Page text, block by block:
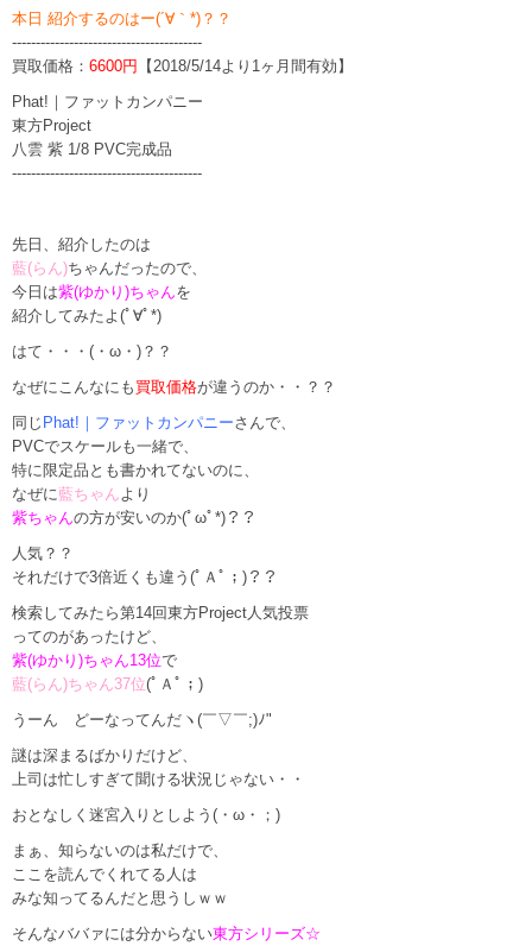
本日 紹介するのはー(´∀｀*)？？
----------------------------------------
買取価格： 6600円 【2018/5/14より1ヶ月間有効】
Phat!｜ファットカンパニー
東方Project
八雲 紫 1/8 PVC完成品
----------------------------------------
先日、紹介したのは
藍(らん)ちゃんだったので、
今日は紫(ゆかり)ちゃんを
紹介してみたよ(ﾟ∀ﾟ*)
はて・・・(・ω・)？？
なぜにこんなにも 買取価格が違うのか・・？？
同じ Phat!｜ファットカンパニーさんで、
PVCでスケールも一緒で、
特に限定品とも書かれてないのに、
なぜに藍ちゃん より
紫ちゃんの方が安いのか(ﾟωﾟ*)？？
人気？？
それだけで3倍近くも違う(ﾟＡﾟ；)？？
検索してみたら第14回東方Project人気投票
ってのがあったけど、
紫(ゆかり)ちゃん13位で
藍(らん)ちゃん37位(ﾟＡﾟ；)
うーん どーなってんだヽ(￣▽￣;)ﾉ"
謎は深まるばかりだけど、
上司は忙しすぎて聞ける状況じゃない・・
おとなしく迷宮入りとしよう(・ω・；)
まぁ、知らないのは私だけで、
ここを読んでくれてる人は
みな知ってるんだと思うしｗｗ
そんなババァには分からない東方シリーズ☆